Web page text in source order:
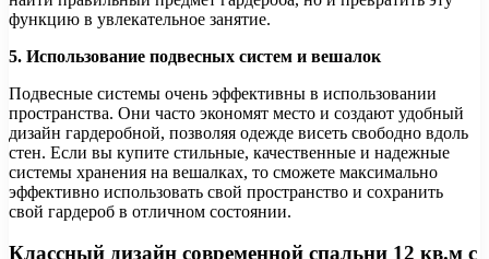
функцию в увлекательное занятие.
5. Использование подвесных систем и вешалок
Подвесные системы очень эффективны в использовании
пространства. Они часто экономят место и создают удобный
дизайн гардеробной, позволяя одежде висеть свободно вдоль
стен. Если вы купите стильные, качественные и надежные
системы хранения на вешалках, то сможете максимально
эффективно использовать свой пространство и сохранить
свой гардероб в отличном состоянии.
Классный дизайн современной спальни 12 кв.м с